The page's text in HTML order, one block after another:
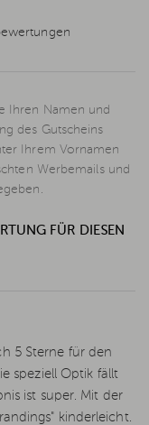
Ihren Namen und
des Gutscheins
Ihrem Vornamen
Werbemails und
FÜR DIESEN
5 Sterne für den
speziell Optik fällt
ist super. Mit der
kinderleicht.